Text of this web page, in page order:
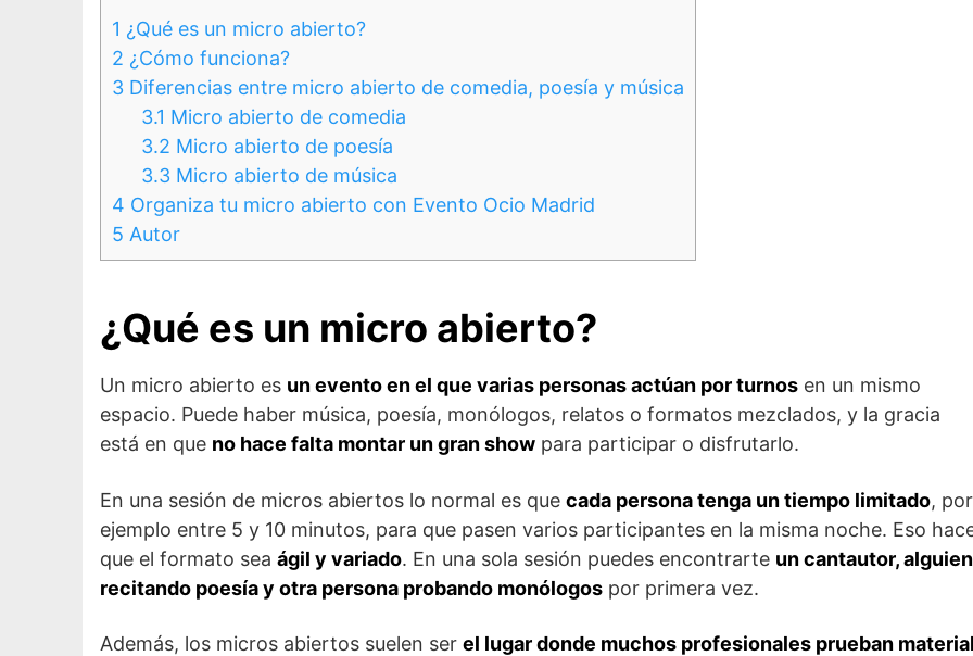
1 ¿Qué es un micro abierto?
2 ¿Cómo funciona?
3 Diferencias entre micro abierto de comedia, poesía y música
3.1 Micro abierto de comedia
3.2 Micro abierto de poesía
3.3 Micro abierto de música
4 Organiza tu micro abierto con Evento Ocio Madrid
5 Autor
¿Qué es un micro abierto?
Un micro abierto es un evento en el que varias personas actúan por turnos en un mismo
espacio. Puede haber música, poesía, monólogos, relatos o formatos mezclados, y la gracia
está en que no hace falta montar un gran show para participar o disfrutarlo.
En una sesión de micros abiertos lo normal es que cada persona tenga un tiempo limitado, por
ejemplo entre 5 y 10 minutos, para que pasen varios participantes en la misma noche. Eso
que el formato sea ágil y variado. En una sola sesión puedes encontrarte un cantautor, alguien
recitando poesía y otra persona probando monólogos por primera vez.
Además, los micros abiertos suelen ser el lugar donde muchos profesionales prueban